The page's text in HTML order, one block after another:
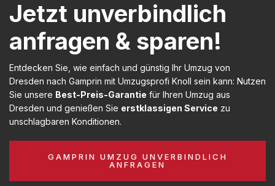
Jetzt unverbindlich
anfragen & sparen!
Entdecken Sie, wie einfach und günstig Ihr Umzug von
Dresden nach Gamprin mit Umzugsprofi Knoll sein kann: Nutzen
Sie unsere Best-Preis-Garantie für Ihren Umzug aus
Dresden und genießen Sie erstklassigen Service zu
unschlagbaren Konditionen.
GAMPRIN UMZUG UNVERBINDLICH
ANFRAGEN